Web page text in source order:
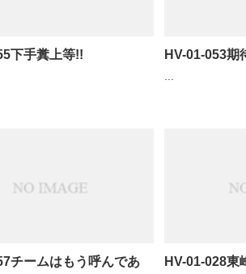
下手糞上等!! HV-01-053期
チームはもう呼んであ
HV-01-028東